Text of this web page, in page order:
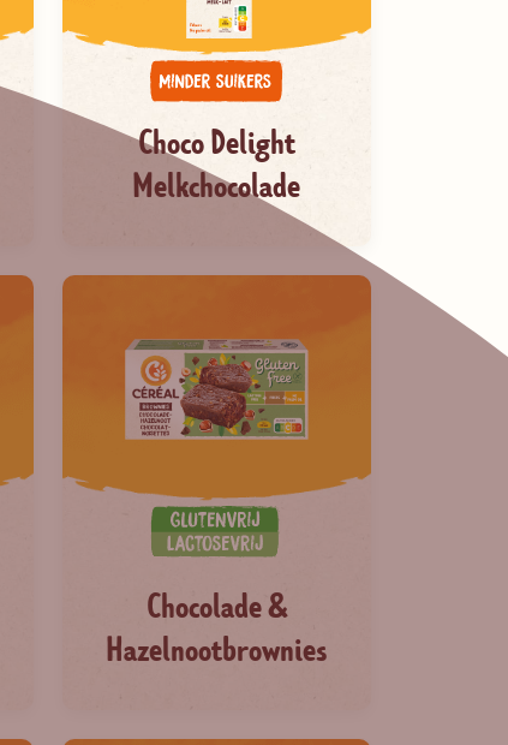
Choco Delight
Melkchocolade
Chocolade &
Hazelnootbrownies